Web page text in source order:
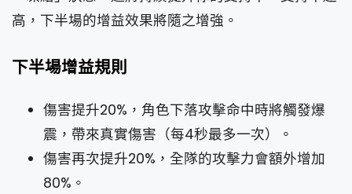
高，下半場的增益效果將隨之增強。
下半場增益規則
傷害提升20%，角色下落攻擊命中時將觸發爆
震，帶來真實傷害（每4秒最多一次）。
傷害再次提升20%，全隊的攻擊力會額外增加
80%。